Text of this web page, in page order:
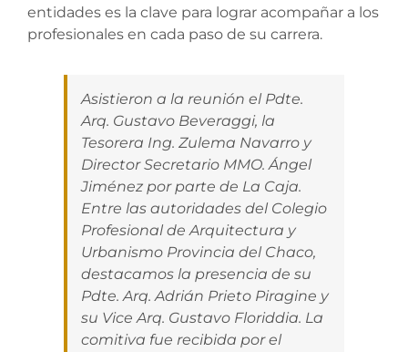
entidades es la clave para lograr acompañar a los
profesionales en cada paso de su carrera.
Asistieron a la reunión el Pdte.
Arq. Gustavo Beveraggi, la
Tesorera Ing. Zulema Navarro y
Director Secretario MMO. Ángel
Jiménez por parte de La Caja.
Entre las autoridades del Colegio
Profesional de Arquitectura y
Urbanismo Provincia del Chaco,
destacamos la presencia de su
Pdte. Arq. Adrián Prieto Piragine y
su Vice Arq. Gustavo Floriddia. La
comitiva fue recibida por el